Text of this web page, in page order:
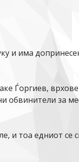
и има
Ѓоргиев,
обвинители за
и тоа едниот се